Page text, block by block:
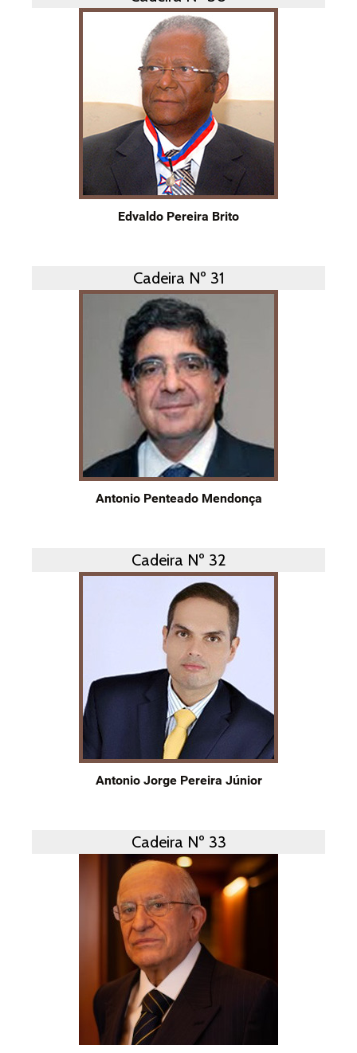
Edvaldo Pereira Brito
Cadeira Nº 31
Antonio Penteado Mendonça
Cadeira Nº 32
Antonio Jorge Pereira Júnior
Cadeira Nº 33